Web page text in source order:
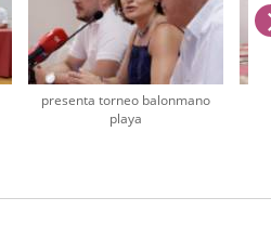
presenta torneo balonmano
playa